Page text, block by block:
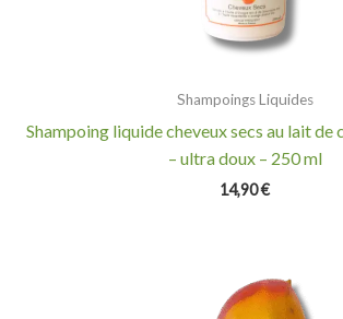
Shampoings Liquides
Shampoing liquide cheveux secs au lait de
– ultra doux – 250 ml
14,90€